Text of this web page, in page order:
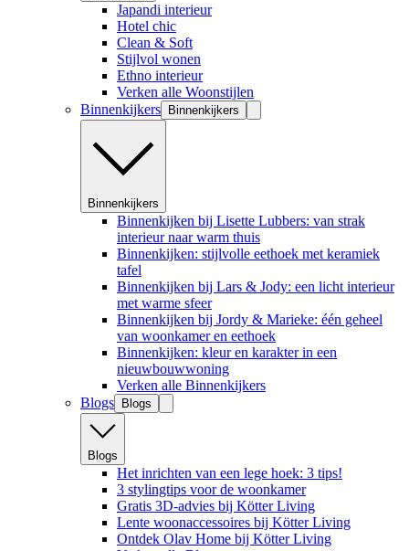
Japandi interieur
Hotel chic
Clean & Soft
Stijlvol wonen
Ethno interieur
Verken alle Woonstijlen
Binnenkijkers
Binnenkijkers
Binnenkijkers
Binnenkijken bij Lisette Lubbers: van strak
interieur naar warm thuis
Binnenkijken: stijlvolle eethoek met keramiek
tafel
Binnenkijken bij Lars & Jody: een licht interieur
met warme sfeer
Binnenkijken bij Jordy & Marieke: één geheel
van woonkamer en eethoek
Binnenkijken: kleur en karakter in een
nieuwbouwwoning
Verken alle Binnenkijkers
Blogs
Blogs
Blogs
Het inrichten van een lege hoek: 3 tips!
3 stylingtips voor de woonkamer
Gratis 3D-advies bij Kötter Living
Lente woonaccessoires bij Kötter Living
Ontdek Olav Home bij Kötter Living